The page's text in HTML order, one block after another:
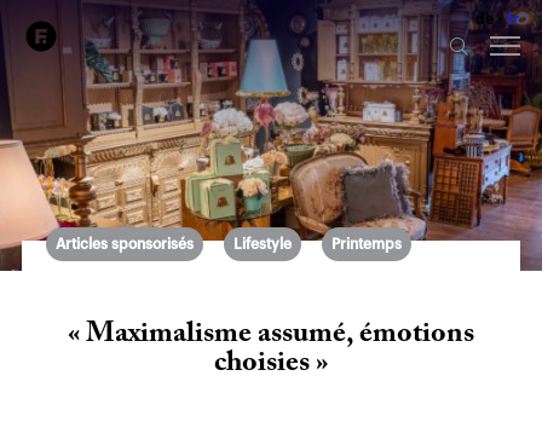
de fr
Articles sponsorisés Lifestyle Printemps
« Maximalisme assumé, émotions
choisies »